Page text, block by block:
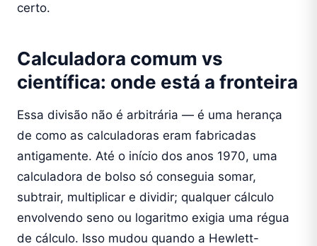
certo.
Calculadora comum vs
científica: onde está a fronteira
Essa divisão não é arbitrária — é uma herança
de como as calculadoras eram fabricadas
antigamente. Até o início dos anos 1970, uma
calculadora de bolso só conseguia somar,
subtrair, multiplicar e dividir; qualquer cálculo
envolvendo seno ou logaritmo exigia uma régua
de cálculo. Isso mudou quando a Hewlett-